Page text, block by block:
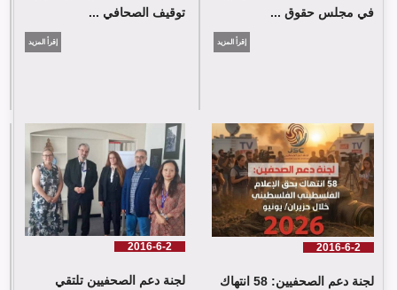
لجنة دعم الصحفيين: 58 انتهاك بحق الإعلام الفلسطيني خلال حزيران/
يونيو 2026
في مجلس حقوق ...
إقرأ المزيد
توقيف الصحافي ...
إقرأ المزيد
2016-6-2
لجنة دعم الصحفيين: 58 انتهاك
2016-6-2
لجنة دعم الصحفيين تلتقي